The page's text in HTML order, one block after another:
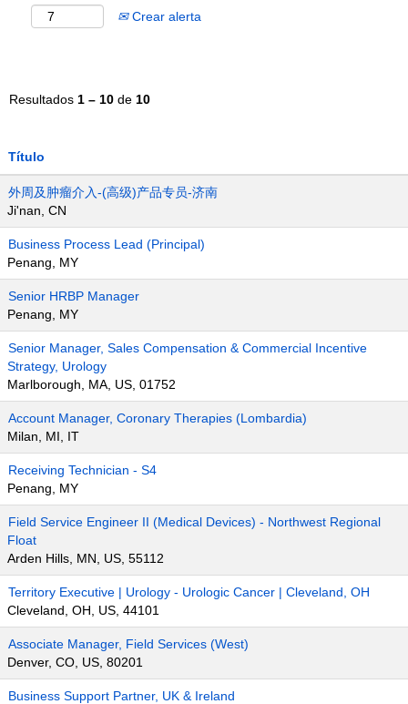
Crear alerta
Resultados 1 – 10 de 10
Título
外周及肿瘤介入-(高级)产品专员-济南
Ji'nan, CN
Business Process Lead (Principal)
Penang, MY
Senior HRBP Manager
Penang, MY
Senior Manager, Sales Compensation & Commercial Incentive
Strategy, Urology
Marlborough, MA, US, 01752
Account Manager, Coronary Therapies (Lombardia)
Milan, MI, IT
Receiving Technician - S4
Penang, MY
Field Service Engineer II (Medical Devices) - Northwest Regional
Float
Arden Hills, MN, US, 55112
Territory Executive | Urology - Urologic Cancer | Cleveland, OH
Cleveland, OH, US, 44101
Associate Manager, Field Services (West)
Denver, CO, US, 80201
Business Support Partner, UK & Ireland